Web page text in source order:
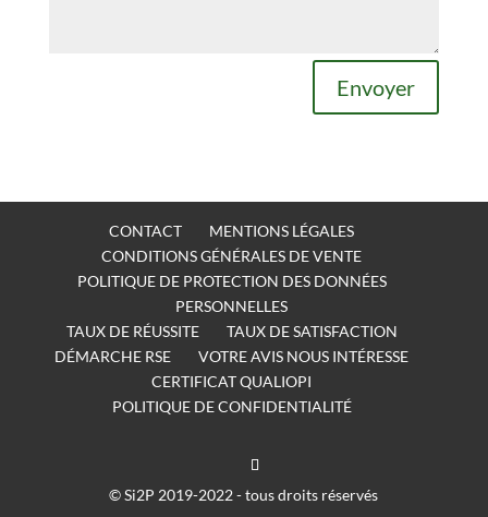
Envoyer
CONTACT
MENTIONS LÉGALES
CONDITIONS GÉNÉRALES DE VENTE
POLITIQUE DE PROTECTION DES DONNÉES
PERSONNELLES
TAUX DE RÉUSSITE
TAUX DE SATISFACTION
DÉMARCHE RSE
VOTRE AVIS NOUS INTÉRESSE
CERTIFICAT QUALIOPI
POLITIQUE DE CONFIDENTIALITÉ
© Si2P 2019-2022 - tous droits réservés